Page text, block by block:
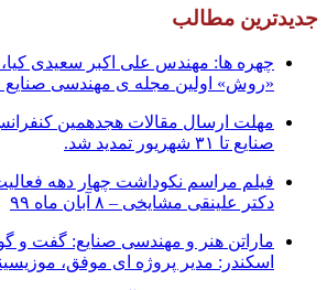
جدیدترین مطالب
چهره ها: مهندس علی اکبر سعیدی
«روش» اولین مجله ی مهندسی صنایع
مهلت ارسال مقالات هجدهمین
صنایع تا ۳۱ شهریور تمدید شد.
فیلم مراسم نکوداشت چهار دهه
دکتر علینقی مشایخی – ۸ آبان ماه ۹۹
ماراتن هنر و مهندسی صنایع: گفت و
اسکندر: مدیر پروژه ای موفق،